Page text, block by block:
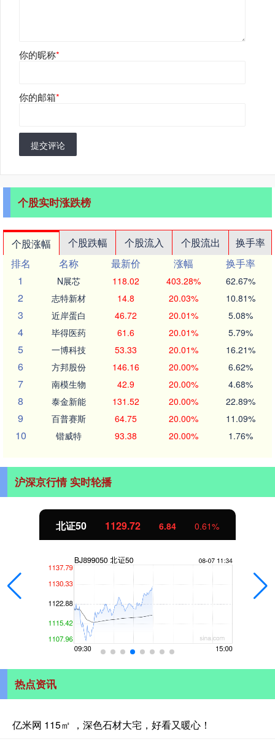
你的昵称*
你的邮箱*
提交评论
个股实时涨跌榜
个股涨幅 个股跌幅 个股流入 个股流出
换手率
排名
名称 最新价 涨幅
换手率
1
N展芯 118.02 403.28% 62.67%
2 志特新材 14.8 20.03% 10.81%
3 近岸蛋白 46.72 20.01% 5.08%
4 毕得医药 61.6 20.01% 5.79%
5 一博科技 53.33 20.01% 16.21%
6 方邦股份 146.16 20.00% 6.62%
7 南模生物 42.9 20.00% 4.68%
8 泰金新能 131.52 20.00% 22.89%
9 百普赛斯 64.75 20.00% 11.09%
10 锴威特 93.38 20.00% 1.76%
沪深京行情 实时轮播
北证50 1129.72 6.84 0.61%
热点资讯
亿米网 115㎡ ，深色石材大宅，好看又暖心！